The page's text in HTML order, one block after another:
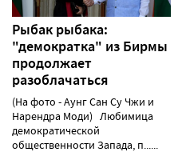
Рыбак рыбака:
"демократка" из Бирмы
продолжает
разоблачаться
(На фото - Аунг Сан Су Чжи и
Нарендра Моди) Любимица
демократической
общественности Запада, п......